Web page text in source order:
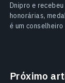
Dnipro e
honorárias,
é um
Próximo